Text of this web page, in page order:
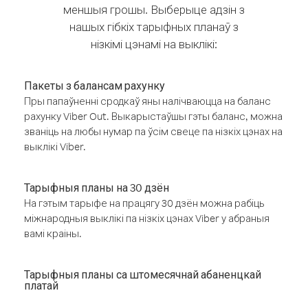
меншыя грошы. Выберыце адзін з
нашых гібкіх тарыфных планаў з
нізкімі цэнамі на выклікі:
Пакеты з балансам рахунку
Пры папаўненні сродкаў яны налічваюцца на баланс
рахунку Viber Out. Выкарыстаўшы гэты баланс, можна
званіць на любы нумар па ўсім свеце па нізкіх цэнах на
выклікі Viber.
Тарыфныя планы на 30 дзён
На гэтым тарыфе на працягу 30 дзён можна рабіць
міжнародныя выклікі па нізкіх цэнах Viber у абраныя
вамі краіны.
Тарыфныя планы са штомесячнай абаненцкай
платай